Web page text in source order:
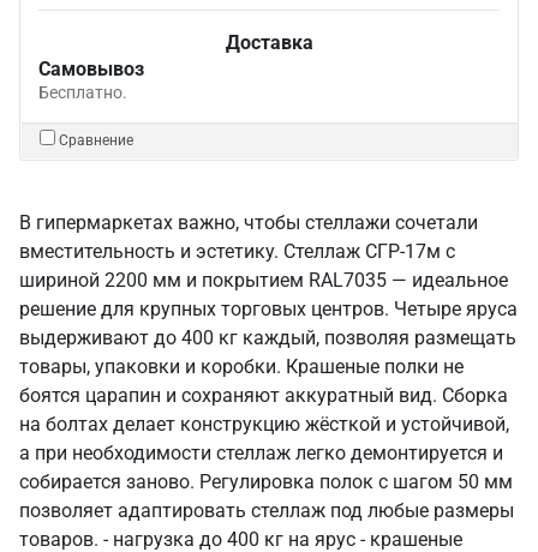
Доставка
Самовывоз
Бесплатно.
Сравнение
В гипермаркетах важно, чтобы стеллажи сочетали
вместительность и эстетику. Стеллаж СГР-17м с
шириной 2200 мм и покрытием RAL7035 — идеальное
решение для крупных торговых центров. Четыре яруса
выдерживают до 400 кг каждый, позволяя размещать
товары, упаковки и коробки. Крашеные полки не
боятся царапин и сохраняют аккуратный вид. Сборка
на болтах делает конструкцию жёсткой и устойчивой,
а при необходимости стеллаж легко демонтируется и
собирается заново. Регулировка полок с шагом 50 мм
позволяет адаптировать стеллаж под любые размеры
товаров. - нагрузка до 400 кг на ярус - крашеные